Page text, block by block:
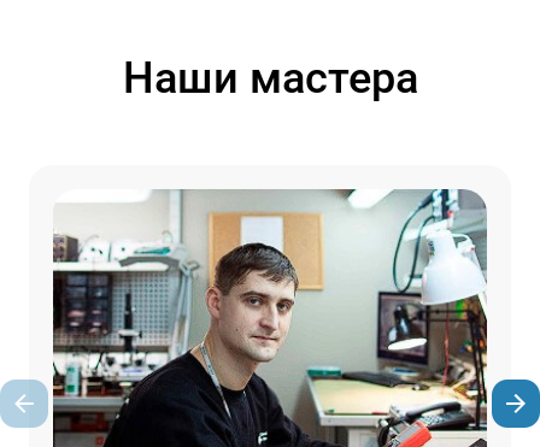
Наши мастера